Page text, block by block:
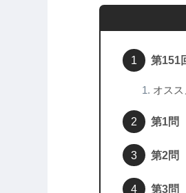
第151
オス
第1問
第2問
第3問